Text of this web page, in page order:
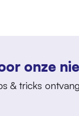
onze
& tricks